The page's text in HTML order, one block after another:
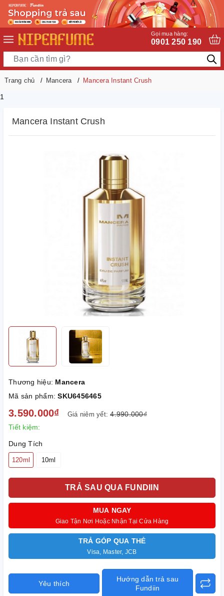
Gọi mua hàng:
0901 250 190
Trang chủ Mancera Mancera Instant Crush
1
Mancera Instant Crush
Thương hiệu: Mancera
Mã sản phẩm:SKU6456465
3.590.000₫ Giá niêm yết:4.990.000₫
Tiết kiệm:
Dung Tích
120ml 10ml
TRẢ SAU QUA FUNDIIN
MUA NGAY
Giao Tận Nơi Hoặc Nhận Tại Cửa Hàng
TRẢ GÓP QUA THẺ
Visa, Master, JCB
Yêu thích
Hướng dẫn trả sau
Fundiin